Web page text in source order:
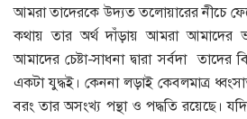
আমরা তাদেরকে উদ্যত তলোয়ারের নীচে
কথায় তার অর্থ দাঁড়ায় আমরা আমাদের
আমাদের চেষ্টা-সাধনা দ্বারা সর্বদা
একটা যুদ্ধই। কেননা লড়াই কেবলমাত্র
বরং তার অসংখ্য পন্থা ও পদ্ধতি রয়েছে। যদি